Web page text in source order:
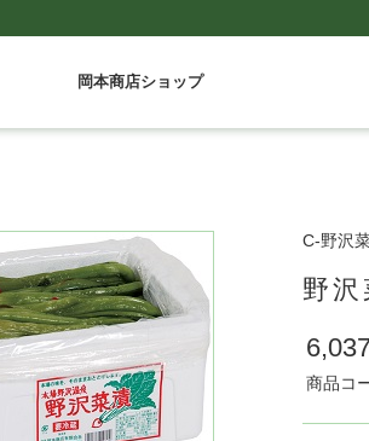
岡本商店ショップ
C-野沢
野
商品コ